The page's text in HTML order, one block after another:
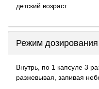
детский возраст.
Режим дозирования
Внутрь, по 1 капсуле 3
разжевывая, запивая